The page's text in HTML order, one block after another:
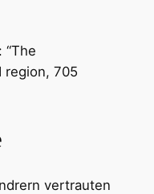
region, 705
vertrauten